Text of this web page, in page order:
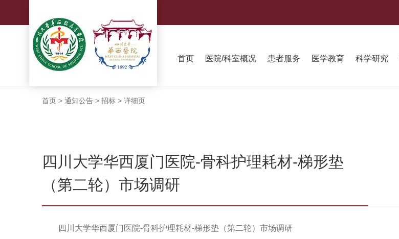
首页 医院/科室概况 患者服务 医学教育 科学研究
首页 > 通知公告 > 招标 > 详细页
四川大学华西厦门医院-骨科护理耗材-梯形垫
（第二轮）市场调研
四川大学华西厦门医院-骨科护理耗材-梯形垫（第二轮）市场调研